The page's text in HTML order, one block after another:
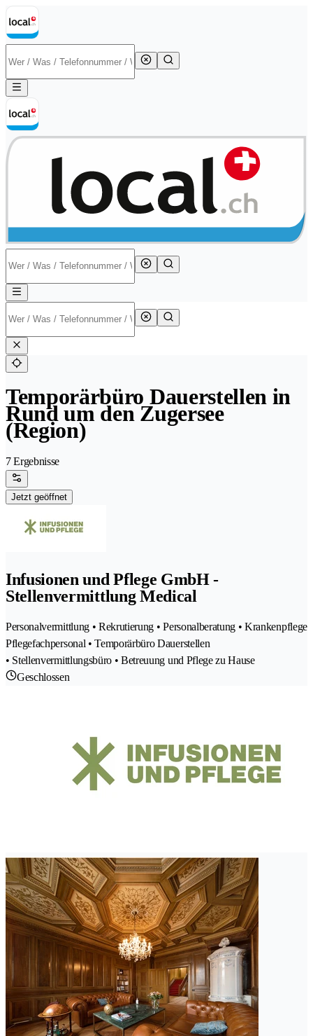
Temporärbüro Dauerstellen in
Rund um den Zugersee
(Region)
7 Ergebnisse
Jetzt geöffnet
Infusionen und Pflege GmbH -
Stellenvermittlung Medical
Personalvermittlung • Rekrutierung • Personalberatung • Krankenpflege
Pflegefachpersonal • Temporärbüro Dauerstellen
• Stellenvermittlungsbüro • Betreuung und Pflege zu Hause
Geschlossen